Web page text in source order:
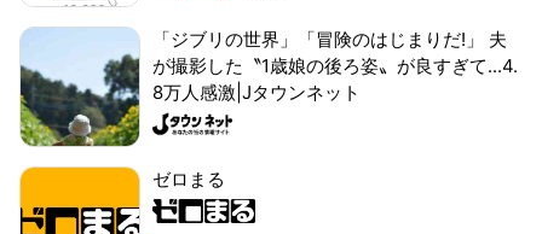
「ジブリの世界」「冒険のはじまりだ!」 夫
が撮影した〝1歳娘の後ろ姿〟が良すぎて...4.
8万人感激|Jタウンネット
ゼロまる